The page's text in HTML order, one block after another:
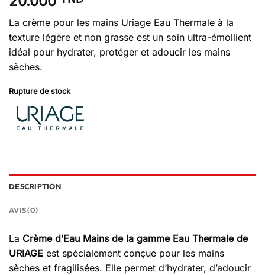
La crème pour les mains Uriage Eau Thermale à la
texture légère et non grasse est un soin ultra-émollient
idéal pour hydrater, protéger et adoucir les mains
sèches.
Rupture de stock
DESCRIPTION
AVIS (0)
La Crème d’Eau Mains de la gamme Eau Thermale de
URIAGE est spécialement conçue pour les mains
sèches et fragilisées. Elle permet d’hydrater, d’adoucir